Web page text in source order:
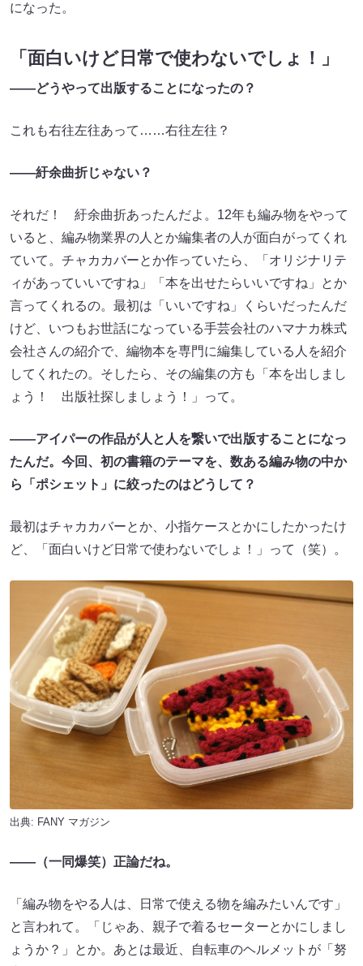
になった。
「面白いけど日常で使わないでしょ！」
――どうやって出版することになったの？
これも右往左往あって……右往左往？
――紆余曲折じゃない？
それだ！ 紆余曲折あったんだよ。12年も編み物をやって
いると、編み物業界の人とか編集者の人が面白がってくれ
ていて。チャカカバーとか作っていたら、「オリジナリテ
ィがあっていいですね」「本を出せたらいいですね」とか
言ってくれるの。最初は「いいですね」くらいだったんだ
けど、いつもお世話になっている手芸会社のハマナカ株式
会社さんの紹介で、編物本を専門に編集している人を紹介
してくれたの。そしたら、その編集の方も「本を出しまし
ょう！ 出版社探しましょう！」って。
――アイパーの作品が人と人を繋いで出版することになっ
たんだ。今回、初の書籍のテーマを、数ある編み物の中か
ら「ポシェット」に絞ったのはどうして？
最初はチャカカバーとか、小指ケースとかにしたかったけ
ど、「面白いけど日常で使わないでしょ！」って（笑）。
出典: FANY マガジン
――（一同爆笑）正論だね。
「編み物をやる人は、日常で使える物を編みたいんです」
と言われて。「じゃあ、親子で着るセーターとかにしまし
ょうか？」とか。あとは最近、自転車のヘルメットが「努